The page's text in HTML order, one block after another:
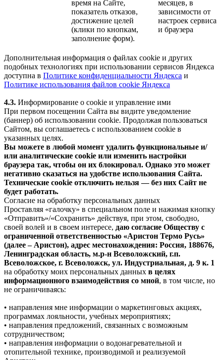
время на Сайте,
показатель отказов,
достижение целей
(клики по кнопкам,
заполнение форм).
месяцев, в
зависимости от
настроек сервиса
и браузера
Дополнительная информация о файлах cookie и других
подобных технологиях при использовании сервисов Яндекса
доступна в Политике конфиденциальности Яндекса и
Политике использования файлов cookie Яндекса
4.3. Информирование о cookie и управление ими
При первом посещении Сайта вы видите уведомление
(баннер) об использовании cookie. Продолжая пользоваться
Сайтом, вы соглашаетесь с использованием cookie в
указанных целях.
Вы можете в любой момент удалить функциональные и/
или аналитические cookie или изменить настройки
браузера так, чтобы он их блокировал. Однако это может
негативно сказаться на удобстве использования Сайта.
Технические cookie отключить нельзя — без них Сайт не
будет работать.
Согласие на обработку персональных данных
Проставляя «галочку» в специальном поле и нажимая кнопку
«Отправить»/«Сохранить» действуя, при этом, свободно,
своей волей и в своем интересе, даю согласие Обществу с
ограниченной ответственностью «Аристон Термо Русь»
(далее – Аристон), адрес местонахождения: Россия, 188676,
Ленинградская область, м.р-н Всеволожский, г.п.
Всеволожское, г. Всеволожск, ул. Индустриальная, д. 9 к. 1
на обработку моих персональных данных в целях
информационного взаимодействия со мной, в том числе, но
не ограничиваясь:
• направления мне информации о маркетинговых акциях,
программах лояльности, учебных мероприятиях;
• направления предложений, связанных с возможным
сотрудничеством;
• направления информации о водонагревательной и
отопительной технике, производимой и реализуемой